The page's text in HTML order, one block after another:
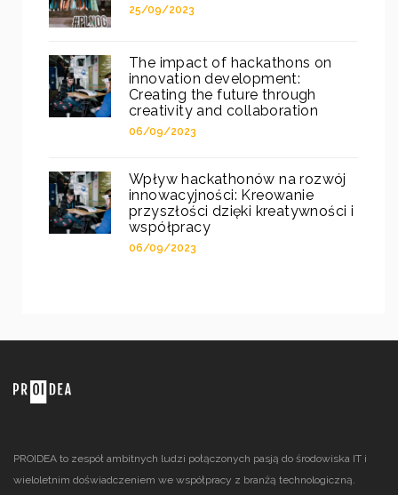
25/09/2023
The impact of hackathons on
innovation development:
Creating the future through
creativity and collaboration
06/09/2023
Wpływ hackathonów na rozwój
innowacyjności: Kreowanie
przyszłości dzięki kreatywności i
współpracy
06/09/2023
PROIDEA to zespół ambitnych ludzi połączonych pasją do środowiska IT i
wieloletnim doświadczeniem we współpracy z branżą technologiczną.